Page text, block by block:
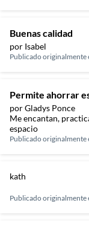
Buenas calidad
por Isabel
Publicado originalmente
Permite ahorrar
por Gladys Ponce
Me encantan,
espacio
Publicado originalmente
kath
Publicado originalmente